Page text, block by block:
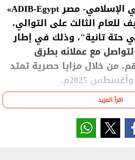
أعلن مصرف «أبو ظبي الإسلامي- مصر ADIB-Egypt»
للعام الثالث على التوالي،
تانية"، وذلك في إطار
مع عملائه بطرق
من خلال مزايا حصرية تمتد
2025م.
بوابة مخصصة لعملاء ADIB-Egypt في
اقرأ المزيد